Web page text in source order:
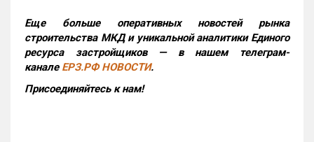
Еще больше оперативных новостей рынка
строительства МКД и уникальной аналитики Единого
ресурса застройщиков — в нашем телеграм-
канале ЕРЗ.РФ НОВОСТИ.
Присоединяйтесь к нам!